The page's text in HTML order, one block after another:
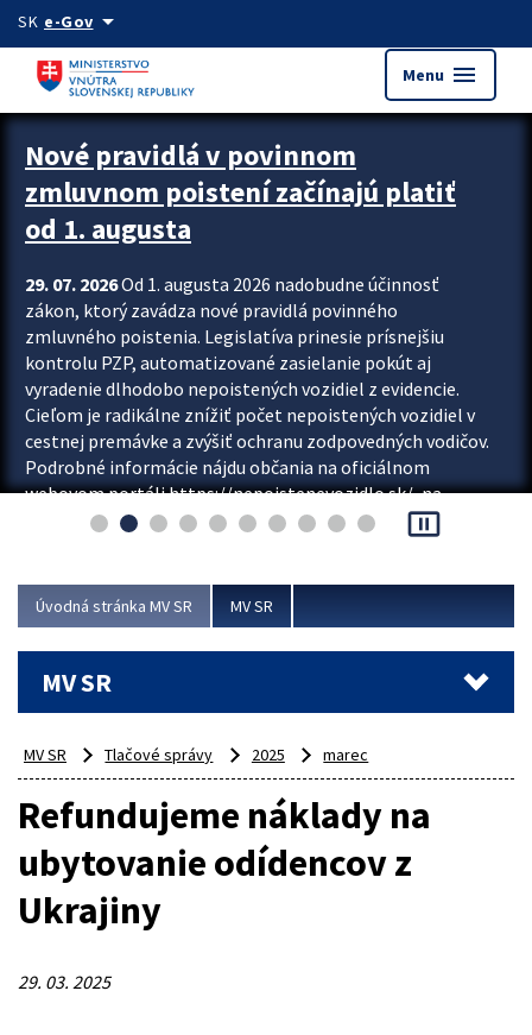
Preskocit na hlavný obsah
SK e-Govarrow_drop_down
Menu menu
Zastavit automatický posun upútavok
Nové pravidlá v povinnom
zmluvnom poistení začínajú platiť
od 1. augusta
29. 07. 2026Od 1. augusta 2026 nadobudne účinnosť
zákon, ktorý zavádza nové pravidlá povinného
zmluvného poistenia. Legislatíva prinesie prísnejšiu
kontrolu PZP, automatizované zasielanie pokút aj
vyradenie dlhodobo nepoistených vozidiel z evidencie.
Cieľom je radikálne znížiť počet nepoistených vozidiel v
cestnej premávke a zvýšiť ochranu zodpovedných vodičov.
Podrobné informácie nájdu občania na oficiálnom
webovom portáli https://nepoistenevozidlo.sk/, na
ktorom od augusta pribudne aj možnosť overiť si...
pause_presentation
Úvodná stránka MV SR MV SR
MV SR
MV SR Tlačové správy 2025 marec
Refundujeme náklady na
ubytovanie odídencov z
Ukrajiny
29. 03. 2025